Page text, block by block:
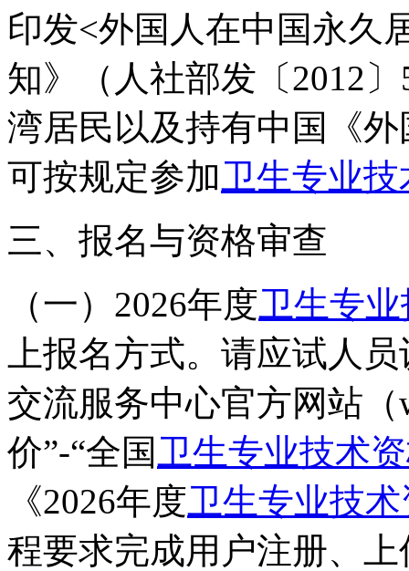
印发<外国人在中国永久
知》（人社部发〔2012
湾居民以及持有中国《
可按规定参加卫生专业
三、报名与资格审查
（一）2026年度卫生专
上报名方式。请应试人
交流服务中心官方网站（
价”-“全国 卫生专业技术
《2026年度卫生专业技
程要求完成用户注册、